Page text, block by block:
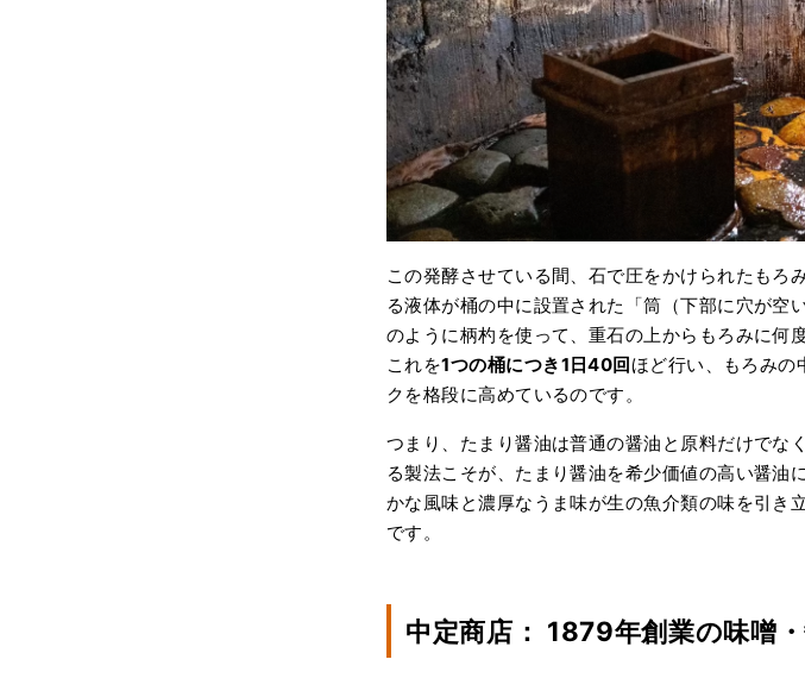
この発酵させている間、石で圧をかけられたもろ
る液体が桶の中に設置された「筒（下部に穴が空
のように柄杓を使って、重石の上からもろみに何
これを1つの桶につき1日40回ほど行い、もろみの
クを格段に高めているのです。
つまり、たまり醤油は普通の醤油と原料だけでな
る製法こそが、たまり醤油を希少価値の高い醤油
かな風味と濃厚なうま味が生の魚介類の味を引き
です。
中定商店： 1879年創業の味噌